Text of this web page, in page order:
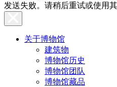
发送失败。请稍后重试或使用
关于博物馆
建筑物
博物馆历史
博物馆团队
博物馆藏品